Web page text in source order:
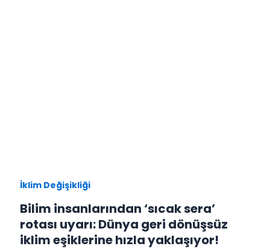
İklim Değişikliği
Bilim insanlarından ‘sıcak sera’
rotası uyarı: Dünya geri dönüşsüz
iklim eşiklerine hızla yaklaşıyor!